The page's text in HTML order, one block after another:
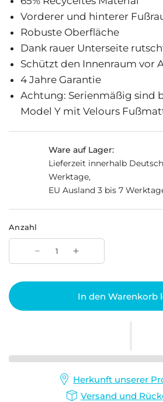
Vorderer und hinterer
Robuste Oberfläche
Dank rauer Unterseite
Schützt den Innenraum vor
4 Jahre Garantie
Achtung: Serienmäßig sind
Model Y mit Velours
Ware auf Lager:
Lieferzeit innerhalb
Werktage,
EU Ausland 3 bis 7
Anzahl
In den Warenkorb
Herkunft unserer
Versand und